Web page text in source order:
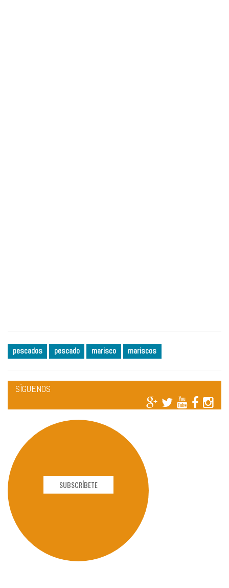
pescados pescado marisco mariscos
SÍGUENOS
SUBSCRÍBETE